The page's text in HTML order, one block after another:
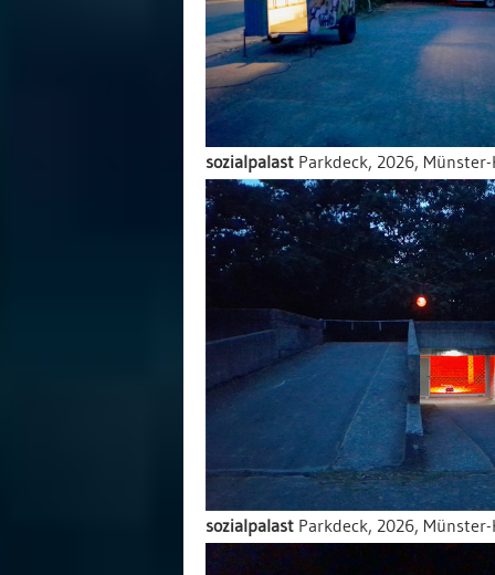
sozialpalast Parkdeck, 2026,
sozialpalast Parkdeck, 2026,